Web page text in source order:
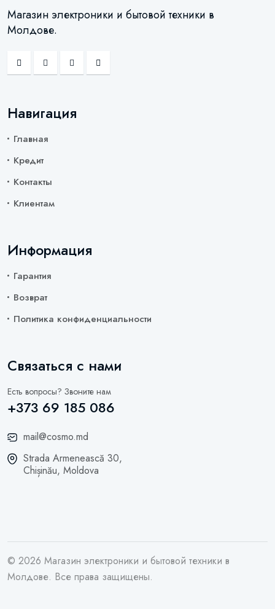
Магазин электроники и бытовой техники в
Молдове.
Навигация
Главная
Кредит
Контакты
Клиентам
Информация
Гарантия
Возврат
Политика конфиденциальности
Связаться с нами
Есть вопросы? Звоните нам
+373 69 185 086
mail@cosmo.md
Strada Armenească 30,
Chișinău, Moldova
© 2026 Магазин электроники и бытовой техники в
Молдове. Все права защищены.